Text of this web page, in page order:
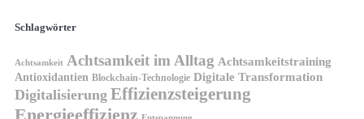
Schlagwörter
Achtsamkeit Achtsamkeit im Alltag Achtsamkeitstraining
Antioxidantien Blockchain-Technologie Digitale Transformation
Digitalisierung Effizienzsteigerung
Energieeffizienz